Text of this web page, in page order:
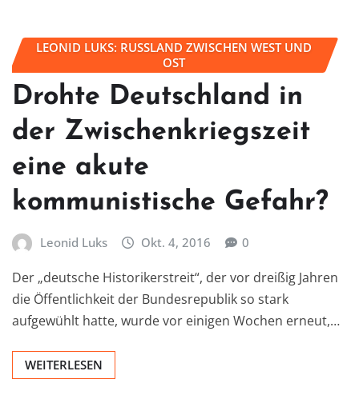
LEONID LUKS: RUSSLAND ZWISCHEN WEST UND
OST
Drohte Deutschland in
der Zwischenkriegszeit
eine akute
kommunistische Gefahr?
Leonid Luks Okt. 4, 2016 0
Der „deutsche Historikerstreit“, der vor dreißig Jahren
die Öffentlichkeit der Bundesrepublik so stark
aufgewühlt hatte, wurde vor einigen Wochen erneut,…
WEITERLESEN